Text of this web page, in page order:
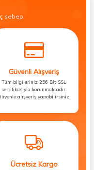
sebep.
Güvenli Alışveriş
Tüm bilgileriniz 256 Bit SSL
sertifikasıyla korunmaktadır.
alışveriş yapabilirsiniz.
Ücretsiz Kargo